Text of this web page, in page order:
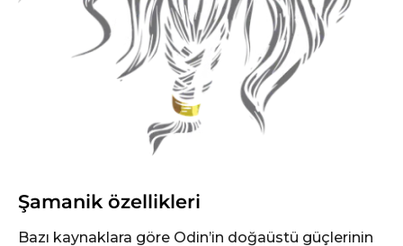
Şamanik özellikleri
Bazı kaynaklara göre Odin’in doğaüstü güçlerinin